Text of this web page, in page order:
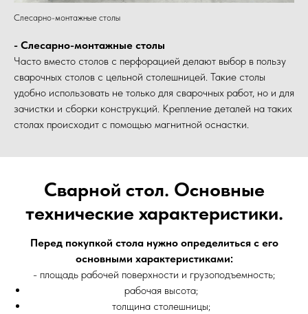
Слесарно-монтажные столы
- Слесарно-монтажные столы
Часто вместо столов с перфорацией делают выбор в пользу
сварочных столов с цельной столешницей. Такие столы
удобно использовать не только для сварочных работ, но и для
зачистки и сборки конструкций. Крепление деталей на таких
столах происходит с помощью магнитной оснастки.
Сварной стол. Основные
технические характеристики.
Перед покупкой стола нужно определиться с его
основными характеристиками:
- площадь рабочей поверхности и грузоподъемность;
рабочая высота;
толщина столешницы;